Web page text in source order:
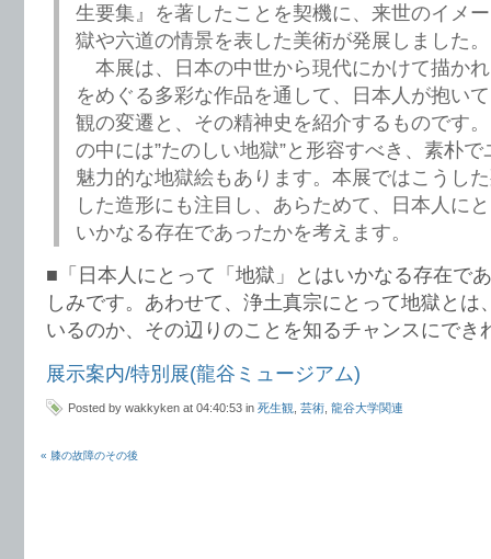
生要集』を著したことを契機に、来世のイメ
獄や六道の情景を表した美術が発展しました。
本展は、日本の中世から現代にかけて描か
をめぐる多彩な作品を通して、日本人が抱い
観の変遷と、その精神史を紹介するものです
の中には”たのしい地獄”と形容すべき、素朴
魅力的な地獄絵もあります。本展ではこうし
した造形にも注目し、あらためて、日本人に
いかなる存在であったかを考えます。
■「日本人にとって「地獄」とはいかなる存在で
しみです。あわせて、浄土真宗にとって地獄とは
いるのか、その辺りのことを知るチャンスにでき
展示案内/特別展(龍谷ミュージアム)
Posted by wakkyken at 04:40:53 in 死生観 芸術 龍谷大学関連
« 膝の故障のその後